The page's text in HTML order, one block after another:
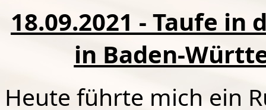
18.09.2021 - Taufe in
in Baden-
Heute führte mich ein